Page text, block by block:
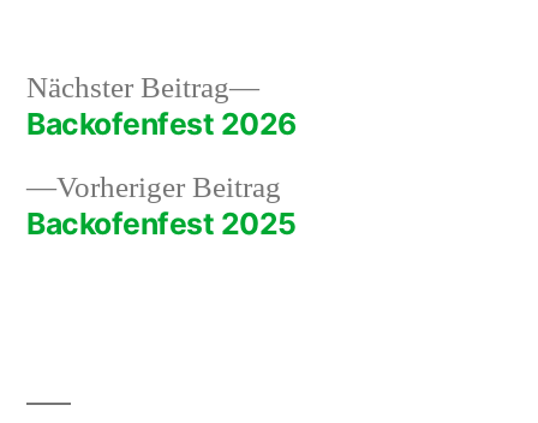
Beitragsnavigation
Vorheriger Beitrag
Beitrag:
Backofenfest 2025
Nächster Beitrag
Nächster
Beitrag:
Backofenfest 2026